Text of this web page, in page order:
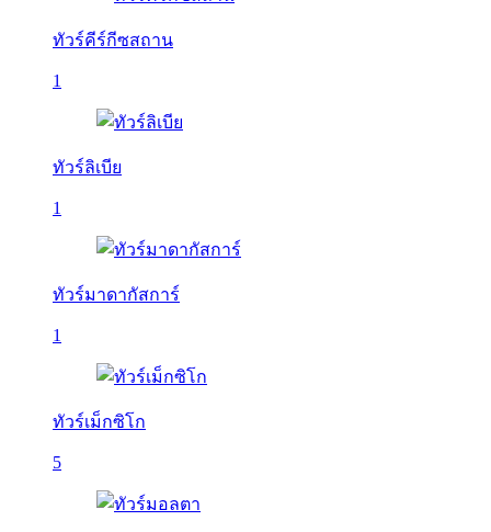
ทัวร์คีร์กีซสถาน
1
ทัวร์ลิเบีย
1
ทัวร์มาดากัสการ์
1
ทัวร์เม็กซิโก
5